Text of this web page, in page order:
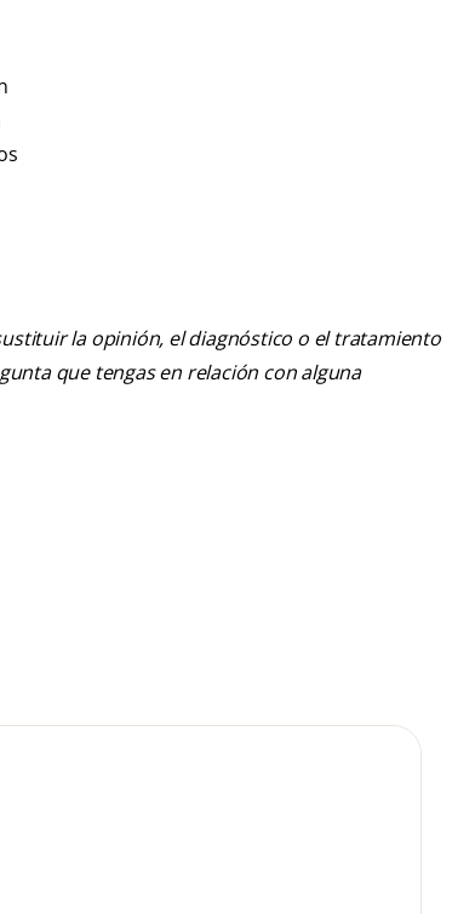
la opinión, el diagnóstico o el tratamiento
que tengas en relación con alguna